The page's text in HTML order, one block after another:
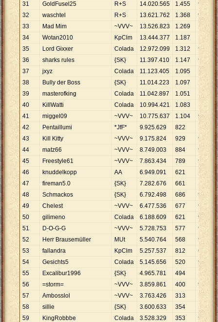
31
GoldFusel25 R+S 14.020.565 1.455 9
32
waschtel R+S 13.621.762 1.368 9.
33
Mad Mim ~VVV~ 13.526.823 1.269 10
34
Wotan2010 KpClm 13.444.377 1.187
326
35
Lord Gixxer Colada 12.972.099 1.312 9. 887
36
sharks rules {SK} 11.397.410 1.147 9
937
37
jxyz Colada 11.123.405 1.095
158
38
Bully der Boss {SK} 11.014.223 1.097
040
39
masterofking Colada 11.042.897 1.051 10
40
KillWatti Colada 10.994.421 1.083
152
41
miggel09 ~VVV~ 10.775.637 1.104 9.761
42
Pentaillumi *JfF* 9.925.629 822
075
43
Kill Kitty ~VVV~ 9.175.824 929 9
44
matz66 ~VVV~ 8.749.003 884 9
45
Freestyle61 ~VVV~ 7.863.434 789 9.
46
knuddelkopp AA 6.949.091 621 11
47
fireman5.0 {SK} 7.282.676 661
48
Schmackos {SK} 6.792.498 686 9. 902
49
Chelest ~VVV~ 6.477.536 677 9
568
50
gilimeno Colada 6.188.609 621 9
51
D-O-G-G ~VVV~ 5.728.753 577 9
929
52
Herr Brausemüller MUt 5.540.764 568 9 .
53
fallandra KpClm 5.257.537 812 6
475
54
Gesichts5 Colada 5.145.656 520 9.895
55
Excalibur1996 {SK} 4.965.781 494 10
56
=storm= ~VVV~ 3.859.861 400 9
57
Ambosslol ~VVV~ 3.763.426 313 12 024
58
sillie {SK} 3.600.633 354 10 .
59
KingRobbbe Colada 3.528.329 353 9 995